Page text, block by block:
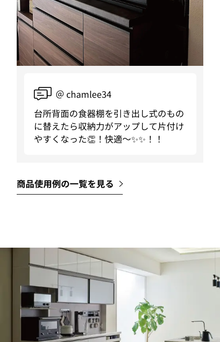
＠ chamlee34
台所背面の食器棚を引き出し式のもの
に替えたら収納力がアップして片付け
やすくなった👏！快適〜✨✨！！
商品使用例の一覧を見る